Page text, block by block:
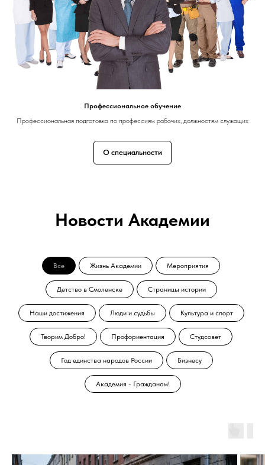
Профессиональное обучение
Профессиональная подготовка по профессиям рабочих, должностям служащих
О специальности
Новости Академии
Все Жизнь Академии Мероприятия
Детство в Смоленске Страницы истории
Наши достижения Люди и судьбы Культура и спорт
Творим Добро! Профориентация Студсовет
Год единства народов России Бизнесу
Академия - Гражданам!